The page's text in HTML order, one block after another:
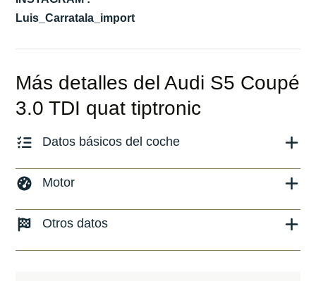
Luis_Carratala_import
Más detalles del Audi S5 Coupé
3.0 TDI quat tiptronic
Datos básicos del coche
Marca y modelo:
Fecha de matriculación:
Kilómetros:21200KM
Motor
Combustible: Diesel
Otros datos